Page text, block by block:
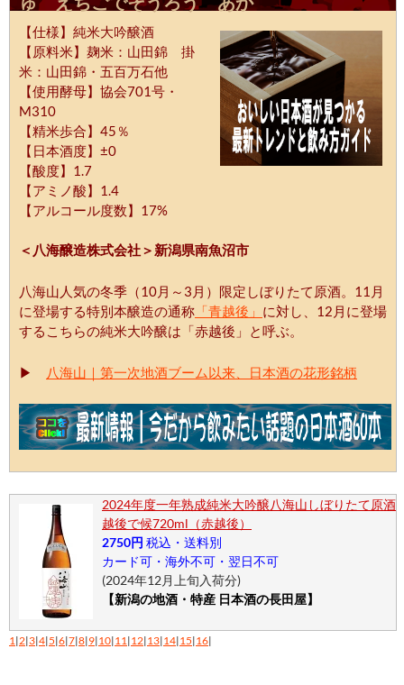
【仕様】純米大吟醸酒
【原料米】麹米：山田錦​ 掛
米：山田錦・五百万石他
【使用酵母】協会701号・
M310
【精米歩合】45％
【日本酒度】±0
【酸度】1.7
【アミノ酸】1.4
【アルコール度数】17%
＜八海醸造株式会社＞新潟県南魚沼市
八海山人気の冬季（10月～3月）限定しぼりたて原酒。11月
に登場する特別本醸造の通称 「青越後」 に対し、12月に登場
するこちらの純米大吟醸は「赤越後」と呼ぶ。
▶ 八海山｜第一次地酒ブーム以来、日本酒の花形銘柄
2024年度一年熟成純米大吟醸八海山しぼりたて原酒
越後で候720ml（赤越後）
2750円 税込・送料別
カード可・海外不可・翌日不可
(2024年12月上旬入荷分)
【新潟の地酒・特産 日本酒の長田屋】
1|2|3|4|5|6|7|8|9|10|11|12|13|14|15|16|